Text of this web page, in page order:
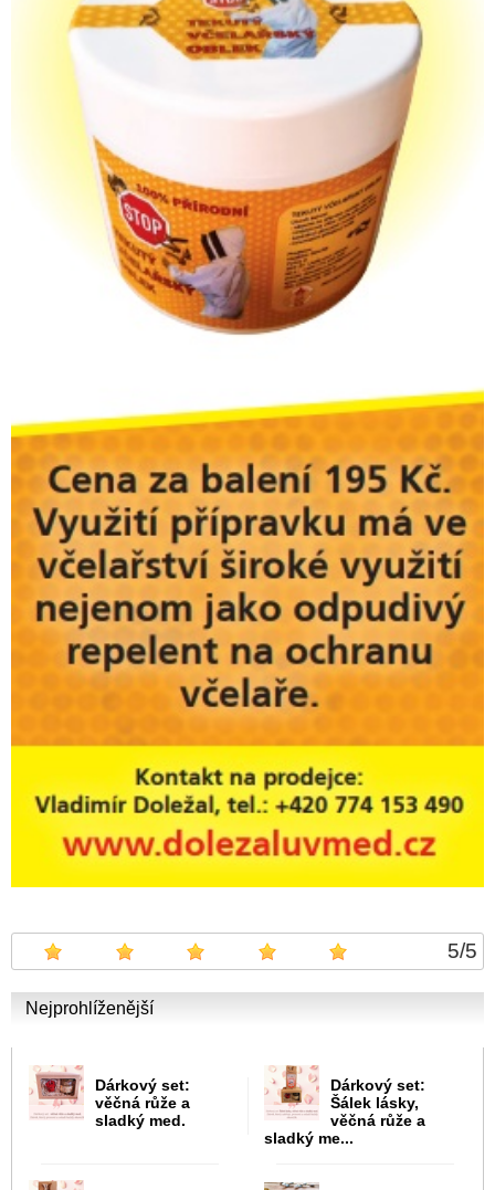
5/5
Nejprohlíženější
Dárkový set:
věčná růže a
sladký med.
Dárkový set:
Šálek lásky,
věčná růže a
sladký me...